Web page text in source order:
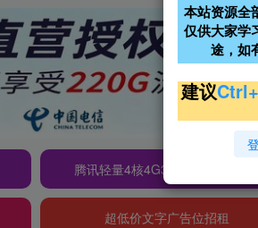
腾讯轻量4核4G3M服务器38元/年
超低价文字广告位招租
本站资源全
仅供大家学
途，如
建议